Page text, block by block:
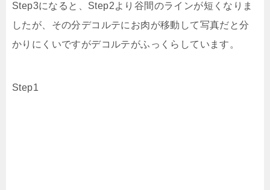
Step3になると、Step2より谷間のラインが短くなりま
したが、その分デコルテにお肉が移動して写真だと分
かりにくいですがデコルテがふっくらしています。
Step1